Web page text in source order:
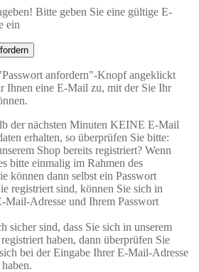
Bitte geben Sie eine gültige E-
ein
anfordern"-Knopf angeklickt
Ihnen eine E-Mail zu, mit der Sie Ihr
der nächsten Minuten KEINE E-Mail
erhalten, so überprüfen Sie bitte:
Shop bereits registriert? Wenn
bitte einmalig im Rahmen des
können dann selbst ein Passwort
registriert sind, können Sie sich in
Adresse und Ihrem Passwort
sicher sind, dass Sie sich in unserem
haben, dann überprüfen Sie
bei der Eingabe Ihrer E-Mail-Adresse